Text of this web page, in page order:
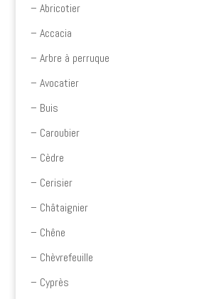
– Abricotier
– Accacia
– Arbre à perruque
– Avocatier
– Buis
– Caroubier
– Cèdre
– Cerisier
– Châtaignier
– Chêne
– Chèvrefeuille
– Cyprès